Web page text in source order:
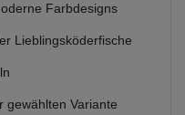
Farbdesigns
Lieblingsköderfische
gewählten Variante